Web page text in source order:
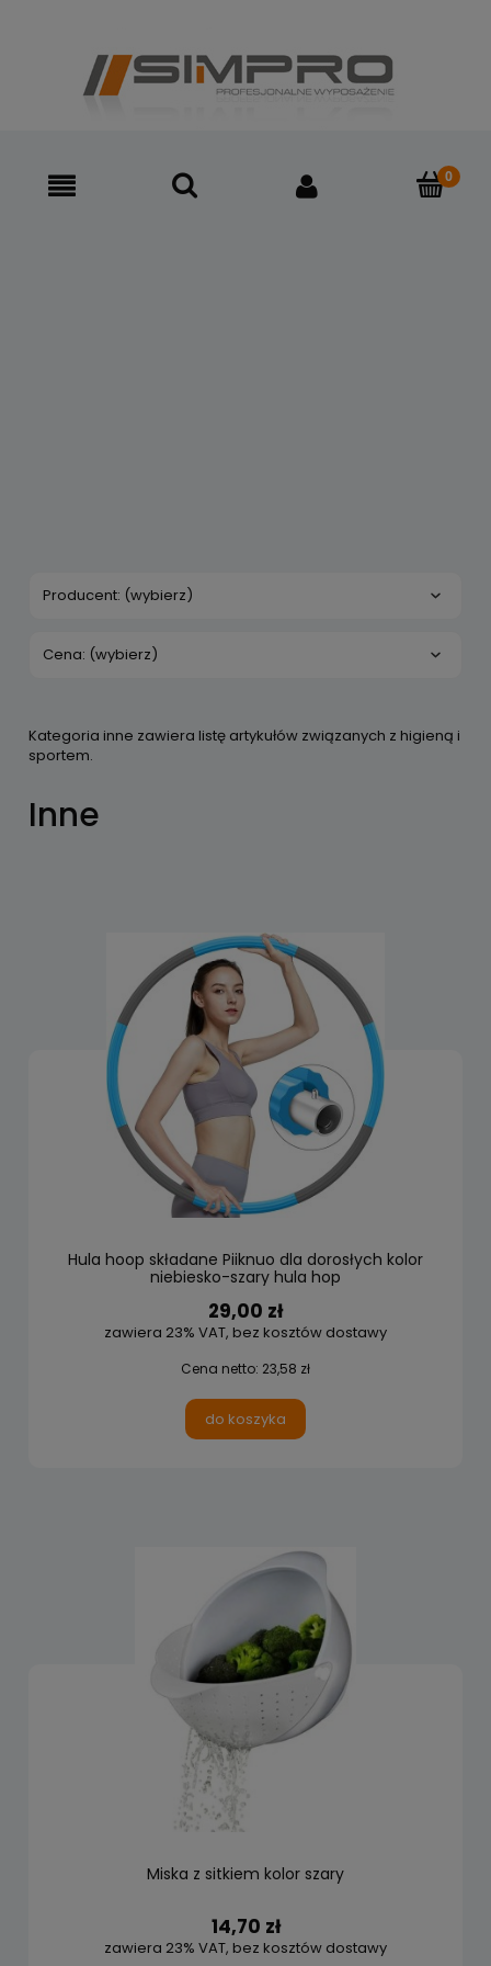
Producent: (wybierz)
Cena: (wybierz)
Kategoria inne zawiera listę artykułów związanych z higieną i
sportem.
Inne
Hula hoop składane Piiknuo dla dorosłych kolor
niebiesko-szary hula hop
29,00 zł
zawiera 23% VAT, bez kosztów dostawy
Cena netto: 23,58 zł
do koszyka
Miska z sitkiem kolor szary
14,70 zł
zawiera 23% VAT, bez kosztów dostawy